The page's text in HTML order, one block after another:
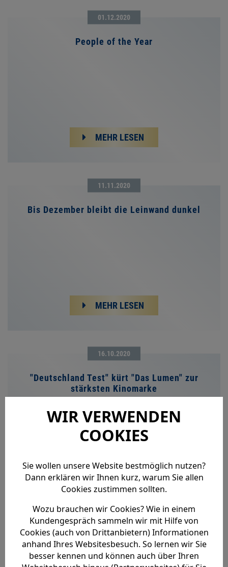
01.12.2020
People of the Year
MEHR LESEN
11.11.2020
Bis Dezember bleibt die Leinwand dunkel
MEHR LESEN
16.10.2020
"Deutschland Test" kürt "Das Lumen" zur
stärksten Kinomarke
MEHR LESEN
12.08.2020
Protestaktion gegen "Mulan"-Absage
WIR VERWENDEN
COOKIES
Sie wollen unsere Website bestmöglich nutzen?
Dann erklären wir Ihnen kurz, warum Sie allen
Cookies zustimmen sollten.
Wozu brauchen wir Cookies? Wie in einem
Kundengespräch sammeln wir mit Hilfe von
Cookies (auch von Drittanbietern) Informationen
anhand Ihres Websitesbesuch. So lernen wir Sie
besser kennen und können auch über Ihren